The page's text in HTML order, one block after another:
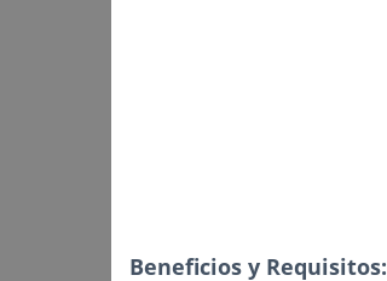
Beneficios y Requisitos: